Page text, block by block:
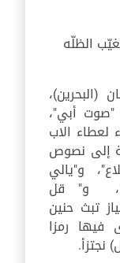
(البحرين)،
أبي"،
الاب
إلى نصوص
و"يالي
و" قل
تبث حنين
فيها رمزا